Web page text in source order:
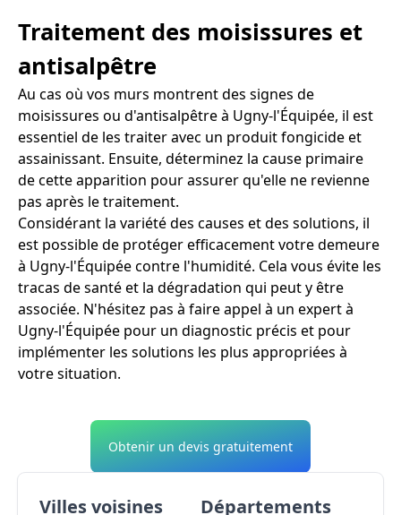
Traitement des moisissures et
antisalpêtre
Au cas où vos murs montrent des signes de
moisissures ou d'antisalpêtre à Ugny-l'Équipée, il est
essentiel de les traiter avec un produit fongicide et
assainissant. Ensuite, déterminez la cause primaire
de cette apparition pour assurer qu'elle ne revienne
pas après le traitement.
Considérant la variété des causes et des solutions, il
est possible de protéger efficacement votre demeure
à Ugny-l'Équipée contre l'humidité. Cela vous évite les
tracas de santé et la dégradation qui peut y être
associée. N'hésitez pas à faire appel à un expert à
Ugny-l'Équipée pour un diagnostic précis et pour
implémenter les solutions les plus appropriées à
votre situation.
Obtenir un devis gratuitement
Villes voisines Départements